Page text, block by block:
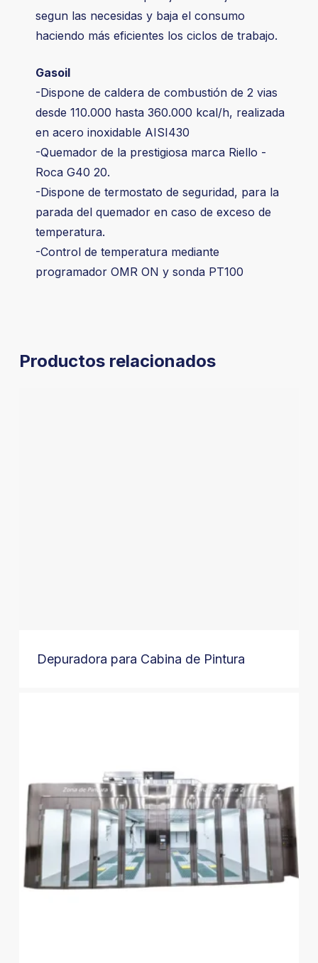
segun las necesidas y baja el consumo
haciendo más eficientes los ciclos de trabajo.
Gasoil
-Dispone de caldera de combustión de 2 vias
desde 110.000 hasta 360.000 kcal/h, realizada
en acero inoxidable AISI430
-Quemador de la prestigiosa marca Riello -
Roca G40 20.
-Dispone de termostato de seguridad, para la
parada del quemador en caso de exceso de
temperatura.
-Control de temperatura mediante
programador OMR ON y sonda PT100
Productos relacionados
Depuradora para Cabina de Pintura